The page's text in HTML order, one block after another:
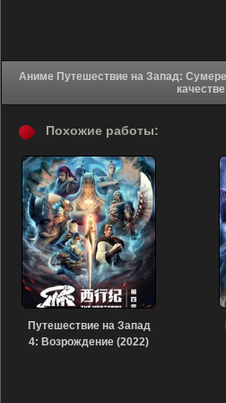
Аниме Путешествие на Запад: Сумеречный город (2023) в хорошем
качестве
Похожие работы:
Путешествие на Запад
4: Возрождение (2022)